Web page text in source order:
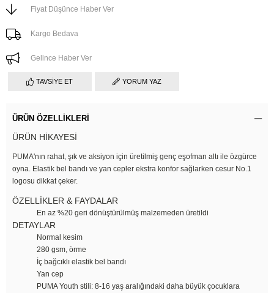
Fiyat Düşünce Haber Ver
Kargo Bedava
Gelince Haber Ver
TAVSIYE ET YORUM YAZ
ÜRÜN ÖZELLIKLERI
ÜRÜN HİKAYESİ
PUMA'nın rahat, şık ve aksiyon için üretilmiş genç eşofman altı ile özgürce
oyna. Elastik bel bandı ve yan cepler ekstra konfor sağlarken cesur No.1
logosu dikkat çeker.
ÖZELLİKLER & FAYDALAR
En az %20 geri dönüştürülmüş malzemeden üretildi
DETAYLAR
Normal kesim
280 gsm, örme
İç bağcıklı elastik bel bandı
Yan cep
PUMA Youth stili: 8-16 yaş aralığındaki daha büyük çocuklara